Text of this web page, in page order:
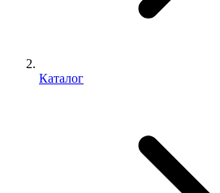
Каталог